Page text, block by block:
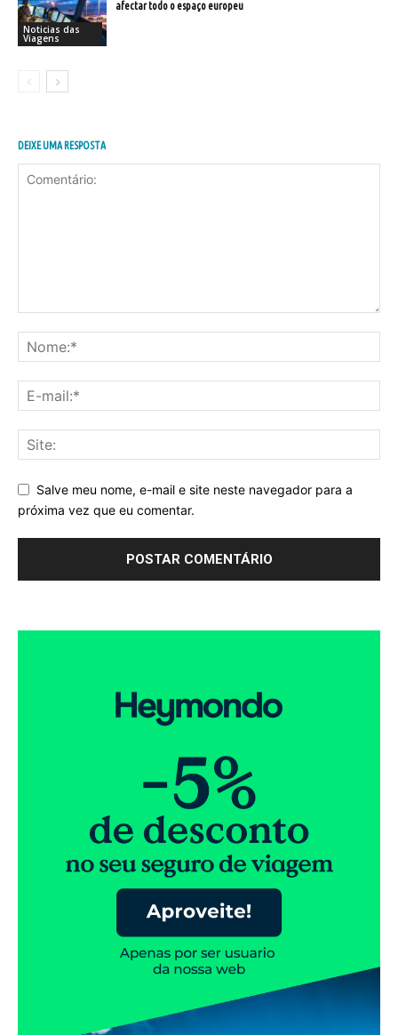
Noticias das
Viagens
afectar todo o espaço europeu
DEIXE UMA RESPOSTA
Salve meu nome, e-mail e site neste navegador para a
próxima vez que eu comentar.